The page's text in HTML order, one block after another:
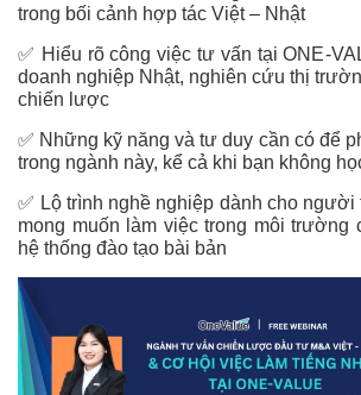
trong bối cảnh hợp tác Việt – Nhật
✅ Hiểu rõ công việc tư vấn tại ONE-
doanh nghiệp Nhật, nghiên cứu thị
chiến lược
✅ Những kỹ năng và tư duy cần có để
trong ngành này, kể cả khi bạn không
✅ Lộ trình nghề nghiệp dành cho người
mong muốn làm việc trong môi trường
hệ thống đào tạo bài bản